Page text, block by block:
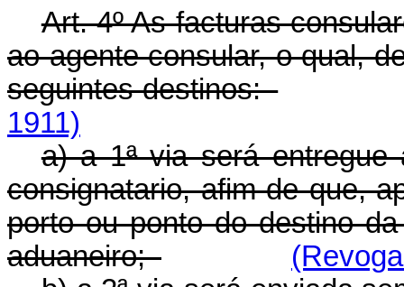
Art. 4º As facturas
ao agente consular, o qual,
seguintes destinos:
1911)
a) a 1ª via será entregue
consignatario, afim de que,
porto ou ponto do destino
aduaneiro;